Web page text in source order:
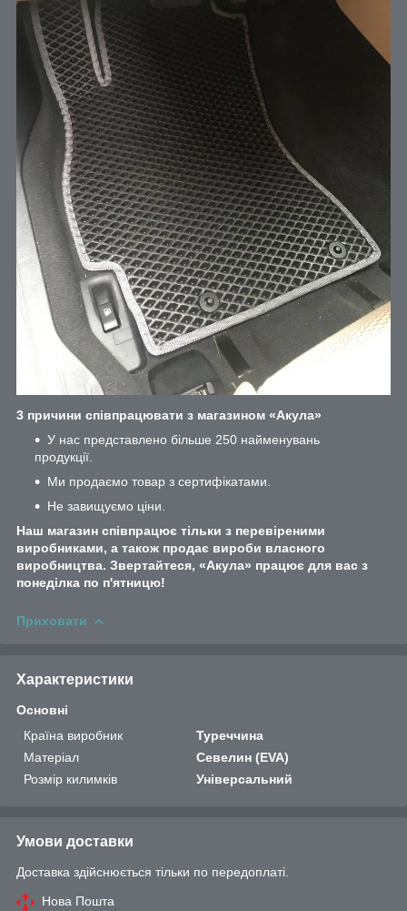
3 причини співпрацювати з магазином «Акула»
У нас представлено більше 250 найменувань
продукції.
Ми продаємо товар з сертифікатами.
Не завищуємо ціни.
Наш магазин співпрацює тільки з перевіреними
виробниками, а також продає вироби власного
виробництва. Звертайтеся, «Акула» працює для вас з
понеділка по п'ятницю!
Приховати
Характеристики
Основні
Країна виробник
Туреччина
Матеріал
Севелин (EVA)
Розмір килимків
Універсальний
Умови доставки
Доставка здійснюється тільки по передоплаті.
Нова Пошта